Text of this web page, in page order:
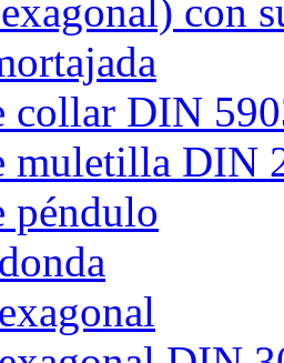
con
collar DIN
muletilla DIN
péndulo